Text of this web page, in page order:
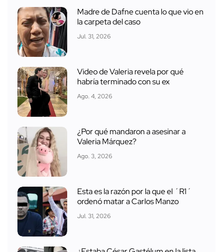
Madre de Dafne cuenta lo que vio en
la carpeta del caso
Jul. 31, 2026
Video de Valeria revela por qué
habría terminado con su ex
Ago. 4, 2026
¿Por qué mandaron a asesinar a
Valeria Márquez?
Ago. 3, 2026
Esta es la razón por la que el ´R1´
ordenó matar a Carlos Manzo
Jul. 31, 2026